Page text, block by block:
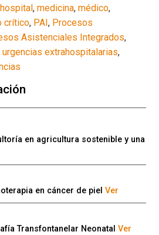
hospital,medicina,médico,
crítico, PAI, Procesos
Asistenciales Integrados,
urgencias extrahospitalarias,
en agricultura sostenible y una
en cáncer de pielVer
Transfontanelar NeonatalVer